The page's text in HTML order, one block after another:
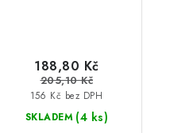
SKLADEM (4 ks)
156 Kč bez DPH
188,80 Kč
205,10 Kč